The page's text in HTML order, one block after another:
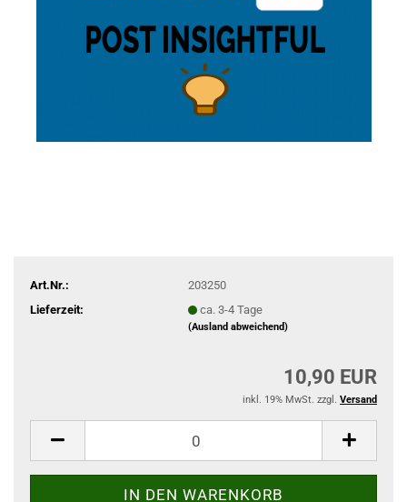
Art.Nr.:
203250
Lieferzeit:
ca. 3-4 Tage
(Ausland abweichend)
10,90 EUR
inkl. 19% MwSt. zzgl. Versand